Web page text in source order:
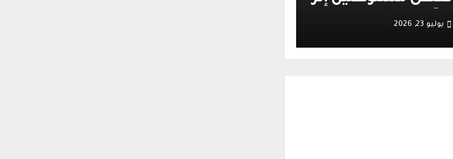
اعتداءات على
الأوقاف يعزز الهدوء
يوليو 23, 2026